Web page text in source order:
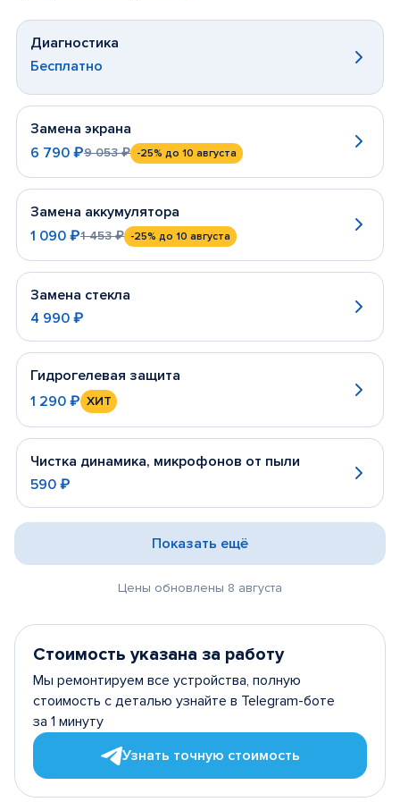
Диагностика
Бесплатно
Замена экрана
6 790 ₽9 053 ₽ -25% до 10 августа
Замена аккумулятора
1 090 ₽1 453 ₽ -25% до 10 августа
Замена стекла
4 990 ₽
Гидрогелевая защита
1 290 ₽ ХИТ
Чистка динамика, микрофонов от пыли
590 ₽
Цены обновлены 8 августа
Показать ещё
Стоимость указана за работу
Мы ремонтируем все устройства, полную
стоимость с деталью узнайте в Telegram-боте
за 1 минуту
Узнать точную стоимость